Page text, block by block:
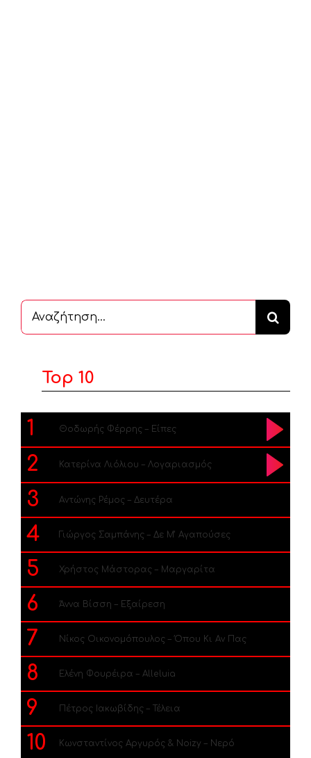
Αναζήτηση
...
Top 10
1 Θοδωρής Φέρρης – Είπες
2 Κατερίνα Λιόλιου – Λογαριασμός
3 Αντώνης Ρέμος – Δευτέρα
4 Γιώργος Σαμπάνης – Δε Μ’ Αγαπούσες
5 Χρήστος Μάστορας – Μαργαρίτα
6 Άννα Βίσση – Εξαίρεση
7 Νίκος Οικονομόπουλος – Όπου Κι Αν Πας
8 Ελένη Φουρέιρα – Alleluia
9 Πέτρος Ιακωβίδης – Τέλεια
10 Κωνσταντίνος Αργυρός & Noizy – Νερό